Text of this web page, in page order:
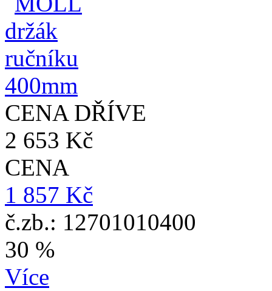
CENA DŘÍVE
2 653 Kč
CENA
1 857 Kč
č.zb.: 12701010400
30 %
Více